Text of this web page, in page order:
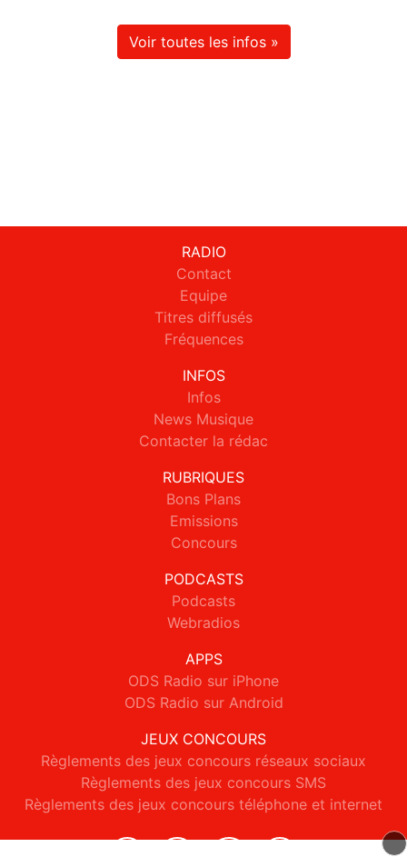
Voir toutes les infos »
RADIO
Contact
Equipe
Titres diffusés
Fréquences
INFOS
Infos
News Musique
Contacter la rédac
RUBRIQUES
Bons Plans
Emissions
Concours
PODCASTS
Podcasts
Webradios
APPS
ODS Radio sur iPhone
ODS Radio sur Android
JEUX CONCOURS
Règlements des jeux concours réseaux sociaux
Règlements des jeux concours SMS
Règlements des jeux concours téléphone et internet